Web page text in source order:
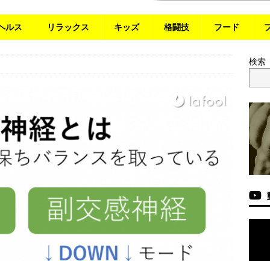
ルス リラックス キッズ 格闘技 フード
検索